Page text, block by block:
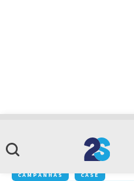
setor elétrico
ACONTECE NA 2S
CAMPANHAS
CASE